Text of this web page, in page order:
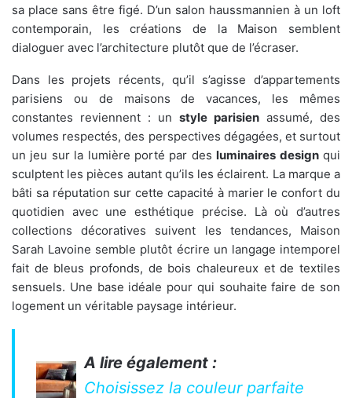
sa place sans être figé. D’un salon haussmannien à un loft
contemporain, les créations de la Maison semblent
dialoguer avec l’architecture plutôt que de l’écraser.
Dans les projets récents, qu’il s’agisse d’appartements
parisiens ou de maisons de vacances, les mêmes
constantes reviennent : un style parisien assumé, des
volumes respectés, des perspectives dégagées, et surtout
un jeu sur la lumière porté par des luminaires designqui
sculptent les pièces autant qu’ils les éclairent. La marque a
bâti sa réputation sur cette capacité à marier le confort du
quotidien avec une esthétique précise. Là où d’autres
collections décoratives suivent les tendances, Maison
Sarah Lavoine semble plutôt écrire un langage intemporel
fait de bleus profonds, de bois chaleureux et de textiles
sensuels. Une base idéale pour qui souhaite faire de son
logement un véritable paysage intérieur.
A lire également :
Choisissez la couleur parfaite